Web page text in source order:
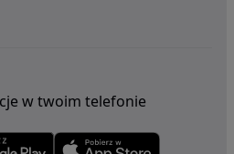
w twoim telefonie